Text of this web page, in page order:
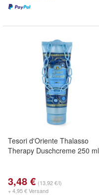
Tesori d'Oriente Thalasso
Therapy Duschcreme 250 ml
3,48 € (13,92 €/l)
+ 4,95 € Versand